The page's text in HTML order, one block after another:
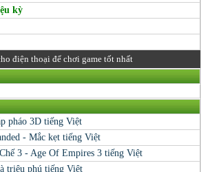
kỳ
điện thoại để chơi game tốt nhất
pháo 3D tiếng Việt
- Mắc kẹt tiếng Việt
3 - Age Of Empires 3 tiếng Việt
triệu phú tiếng Việt